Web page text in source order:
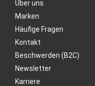
Über uns
Marken
Häufige Fragen
Kontakt
Beschwerden (B2C)
Newsletter
Karriere